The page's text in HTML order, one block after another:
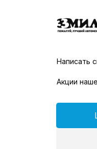
Написать
Акции